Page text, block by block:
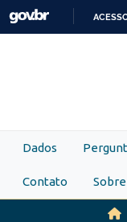
Skip to main content
Dados
Contato